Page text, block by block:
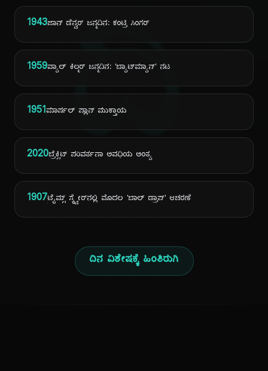
ದಿ
1943ಜಾನ್ ಡೆನ್ವರ್ ಜನ್ಮದಿನ: ಕಂಟ್ರಿ ಸಿಂಗರ್
1959ವ್ಯಾಲ್ ಕಿಲ್ಮರ್ ಜನ್ಮದಿನ: 'ಬ್ಯಾಟ್‌ಮ್ಯಾನ್' ನಟ
1951ಮಾರ್ಷಲ್ ಪ್ಲಾನ್ ಮುಕ್ತಾಯ
2020ಬ್ರೆಕ್ಸಿಟ್ ಪರಿವರ್ತನಾ ಅವಧಿಯ ಅಂತ್ಯ
1907ಟೈಮ್ಸ್ ಸ್ಕ್ವೇರ್‌ನಲ್ಲಿ ಮೊದಲ 'ಬಾಲ್ ಡ್ರಾಪ್' ಆಚರಣೆ
ದಿನ ವಿಶೇಷಕ್ಕೆ ಹಿಂತಿರುಗಿ